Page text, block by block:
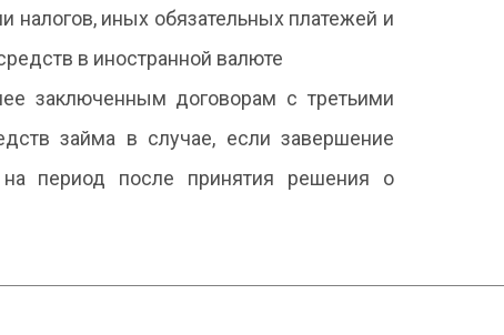
налогов, иных обязательных платежей и
в иностранной валюте
заключенным договорам с третьими
займа в случае, если завершение
на период после принятия решения о